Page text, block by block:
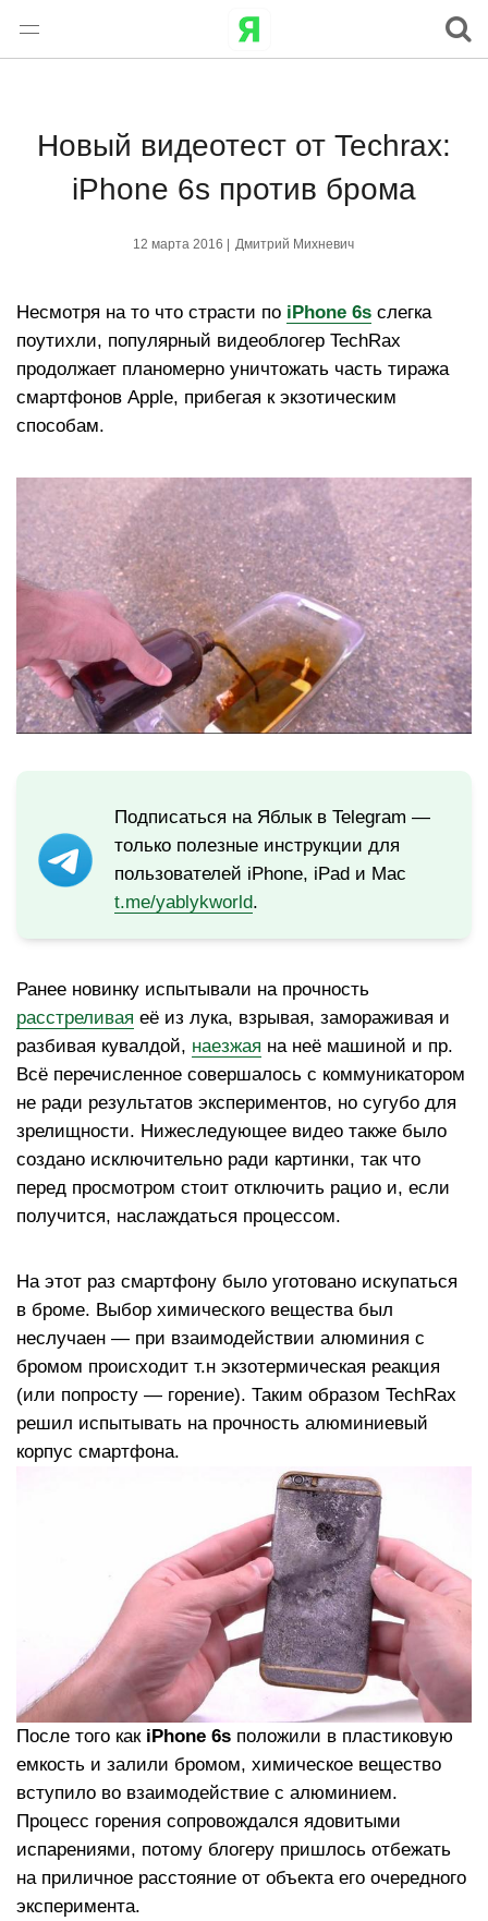
Новый видеотест от Techrax:
iPhone 6s против брома
12 марта 2016 | Дмитрий Михневич
Несмотря на то что страсти по iPhone 6s слегка
поутихли, популярный видеоблогер TechRax
продолжает планомерно уничтожать часть тиража
смартфонов Apple, прибегая к экзотическим
способам.
Подписаться на Яблык в Telegram —
только полезные инструкции для
пользователей iPhone, iPad и Mac
t.me/yablykworld.
Ранее новинку испытывали на прочность
расстреливая её из лука, взрывая, замораживая и
разбивая кувалдой, наезжая на неё машиной и пр.
Всё перечисленное совершалось с коммуникатором
не ради результатов экспериментов, но сугубо для
зрелищности. Нижеследующее видео также было
создано исключительно ради картинки, так что
перед просмотром стоит отключить рацио и, если
получится, наслаждаться процессом.
На этот раз смартфону было уготовано искупаться
в броме. Выбор химического вещества был
неслучаен — при взаимодействии алюминия с
бромом происходит т.н экзотермическая реакция
(или попросту — горение). Таким образом TechRax
решил испытывать на прочность алюминиевый
корпус смартфона.
После того как iPhone 6s положили в пластиковую
емкость и залили бромом, химическое вещество
вступило во взаимодействие с алюминием.
Процесс горения сопровождался ядовитыми
испарениями, потому блогеру пришлось отбежать
на приличное расстояние от объекта его очередного
эксперимента.